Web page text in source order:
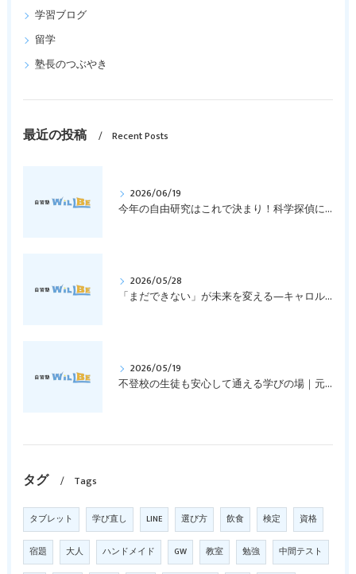
学習ブログ
留学
塾長のつぶやき
最近の投稿 Recent Posts
2026/06/19
今年の自由研究はこれで決まり！科学探偵になって指紋の謎を解き明かそう！｜元中学高校教員で私立学校の放課後校内塾を経営する西宮・今津の習いごと教室＆自習塾WillBe
2026/05/28
「まだできない」が未来を変える―キャロル・ドゥエックの成長マインドセットとは？｜元中学高校教員で私立学校の放課後校内塾を経営する西宮・今津の習いごと教室＆自習塾WillBe
2026/05/19
不登校の生徒も安心して通える学びの場｜元中学高校教員で私立学校の放課後校内塾を経営する西宮・今津の習いごと教室＆自習塾WillBe
タグ Tags
タブレット 学び直し LINE 選び方 飲食 検定 資格
宿題 大人 ハンドメイド GW 教室 勉強 中間テスト